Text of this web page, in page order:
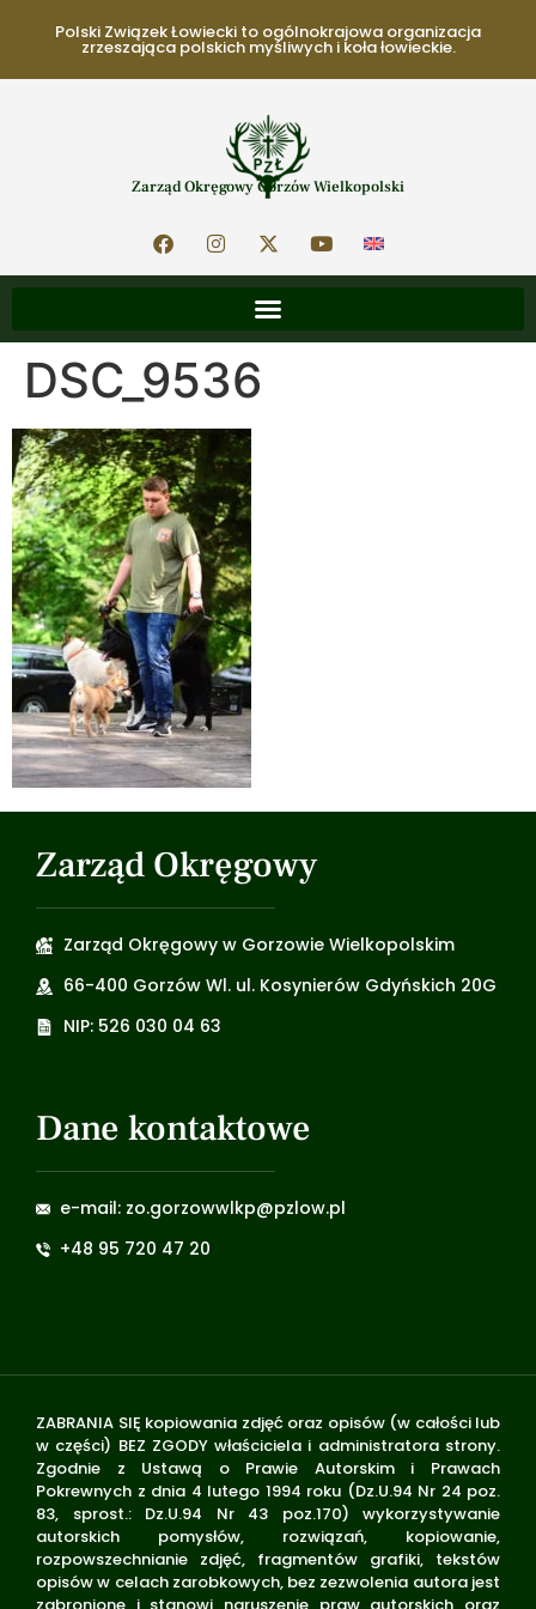
Polski Związek Łowiecki to ogólnokrajowa organizacja
zrzeszająca polskich myśliwych i koła łowieckie.
Zarząd Okręgowy Gorzów Wielkopolski
DSC_9536
Zarząd Okręgowy
Zarząd Okręgowy w Gorzowie Wielkopolskim
66-400 Gorzów Wl. ul. Kosynierów Gdyńskich 20G
NIP: 526 030 04 63
Dane kontaktowe
e-mail: zo.gorzowwlkp@pzlow.pl
+48 95 720 47 20
ZABRANIA SIĘ kopiowania zdjęć oraz opisów (w całości lub
w części) BEZ ZGODY właściciela i administratora strony.
Zgodnie z Ustawą o Prawie Autorskim i Prawach
Pokrewnych z dnia 4 lutego 1994 roku (Dz.U.94 Nr 24 poz.
83, sprost.: Dz.U.94 Nr 43 poz.170) wykorzystywanie
autorskich pomysłów, rozwiązań, kopiowanie,
rozpowszechnianie zdjęć, fragmentów grafiki, tekstów
opisów w celach zarobkowych, bez zezwolenia autora jest